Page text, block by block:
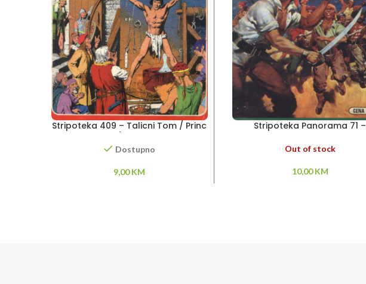
Stripoteka 409 – Talicni Tom / Princ
Dostupno
9,00KM
Stripoteka Panorama 71 –
Out of stock
10,00KM